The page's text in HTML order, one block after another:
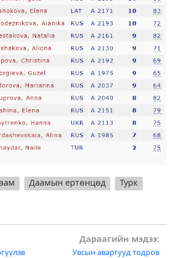
Даамын ертөнцөд
Турк
Дараагийн мэдээ:
Увсын аваргууд тодров